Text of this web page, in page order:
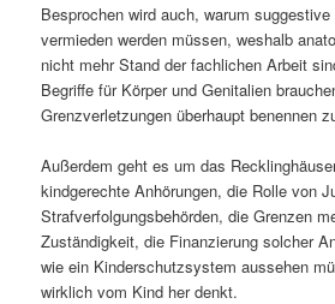
Besprochen wird auch, warum
vermieden werden müssen, weshalb
nicht mehr Stand der fachlichen Arbeit
Begriffe für Körper und Genitalien
Grenzverletzungen überhaupt benennen
Außerdem geht es um das
kindgerechte Anhörungen, die Rolle von
Strafverfolgungsbehörden, die Grenzen
Zuständigkeit, die Finanzierung solcher
wie ein Kinderschutzsystem aussehen
wirklich vom Kind her denkt.